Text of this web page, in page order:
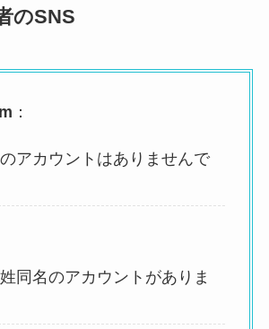
のSNS
：
アカウントはありませんで
同名のアカウントがありま